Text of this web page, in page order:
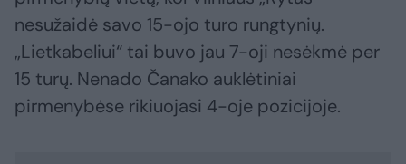
nesužaidė savo 15-ojo turo rungtynių.
„Lietkabeliui“ tai buvo jau 7-oji nesėkmė per
15 turų. Nenado Čanako auklėtiniai
pirmenybėse rikiuojasi 4-oje pozicijoje.